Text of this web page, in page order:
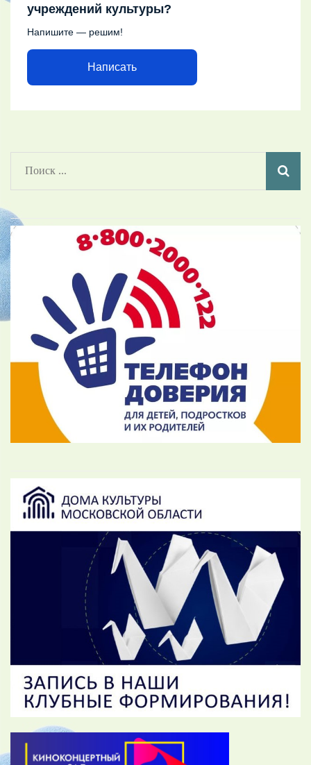
учреждений культуры?
Напишите — решим!
Написать